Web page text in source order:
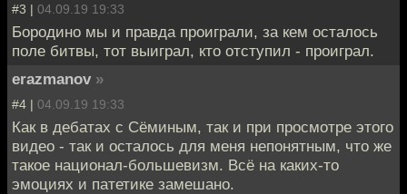
#3 | 04.09.19 19:33
Бородино мы и правда проиграли, за кем осталось
поле битвы, тот выиграл, кто отступил - проиграл.
erazmanov »
#4 | 04.09.19 19:33
Как в дебатах с Сёминым, так и при просмотре этого
видео - так и осталось для меня непонятным, что же
такое национал-большевизм. Всё на каких-то
эмоциях и патетике замешано.